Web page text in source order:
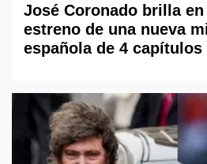
José Coronado brilla
estreno de una nueva
española de 4 capítulos